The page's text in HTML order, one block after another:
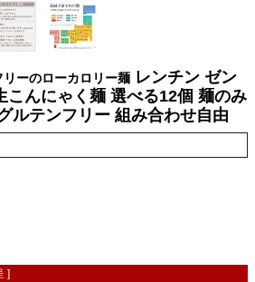
ーのローカロリー麺 レンチン ゼン
こんにゃく麺 選べる12個 麺のみ
ルテンフリー 組み合わせ自由
]